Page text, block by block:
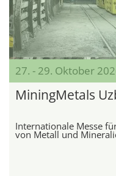
27. - 29. Oktober
MiningMetals
Internationale Messe
von Metall und